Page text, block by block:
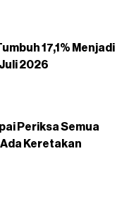
17,1% Menjadi
2026
Periksa Semua
Ada Keretakan